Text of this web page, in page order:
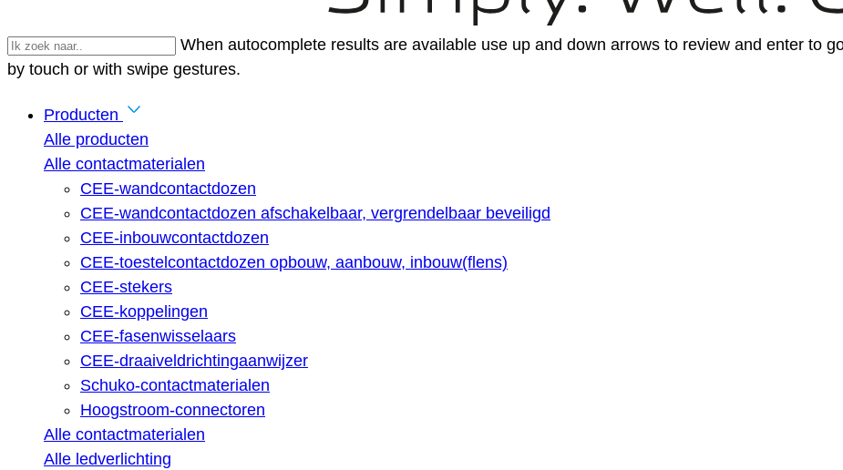
When autocomplete results are available use up and down arrows to review and enter to
by touch or with swipe gestures.
Producten
Alle producten
Alle contactmaterialen
CEE-wandcontactdozen
CEE-wandcontactdozen afschakelbaar, vergrendelbaar beveiligd
CEE-inbouwcontactdozen
CEE-toestelcontactdozen opbouw, aanbouw, inbouw(flens)
CEE-stekers
CEE-koppelingen
CEE-fasenwisselaars
CEE-draaiveldrichtingaanwijzer
Schuko-contactmaterialen
Hoogstroom-connectoren
Alle contactmaterialen
Alle ledverlichting